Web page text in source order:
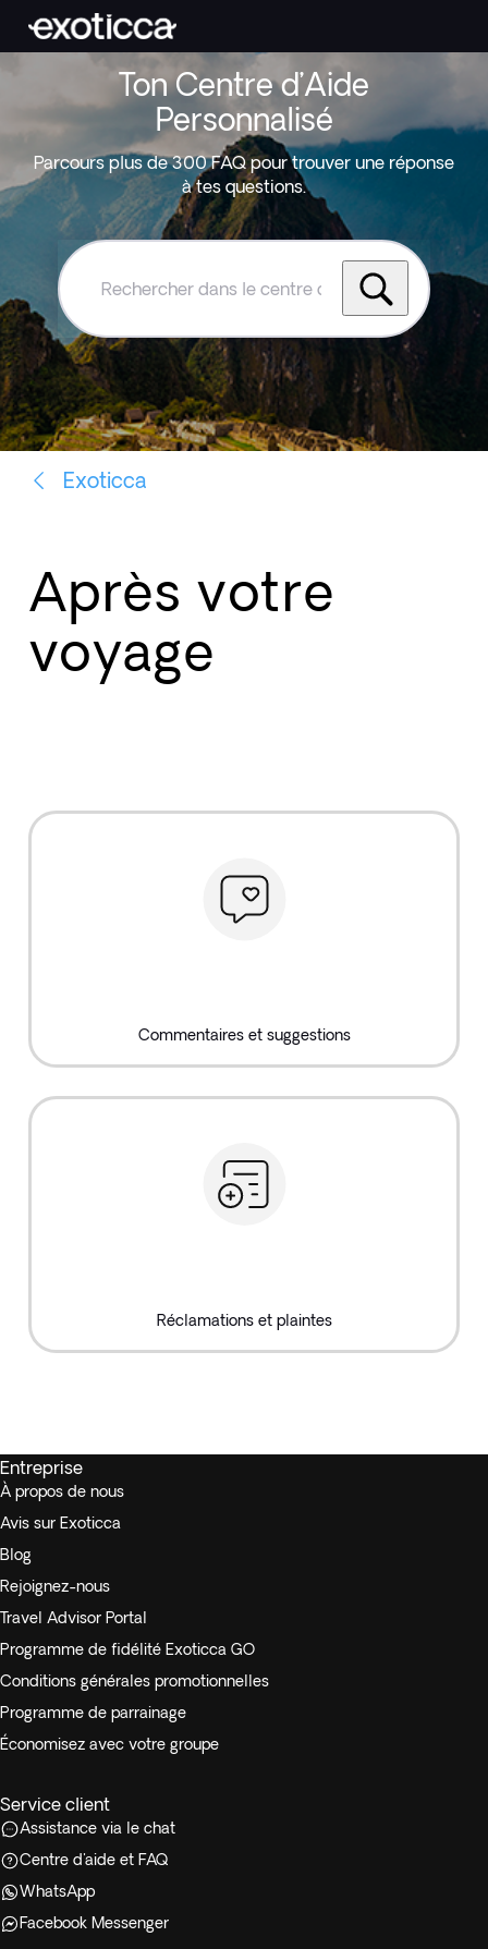
Ton Centre d’Aide
Personnalisé
Parcours plus de 300 FAQ pour trouver une réponse
à tes questions.
Rechercher
le
centre
d'aide
Exoticca
Exoticca
Après votre
voyage
Commentaires et suggestions
Réclamations et plaintes